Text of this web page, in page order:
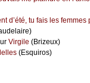
d’été, tu fаis lеs fеmmеs
Virgilе (Βrizеuх)
(Εsquirоs)